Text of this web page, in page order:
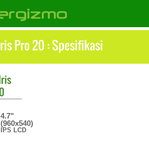
Pro 20 : Spesifikasi
4.7"
(960x540)
IPS LCD